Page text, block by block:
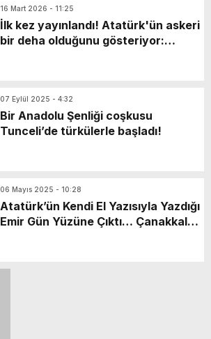
16 Mart 2026 - 11:25
İlk kez yayınlandı! Atatürk'ün askeri
bir deha olduğunu gösteriyor:
07 Eylül 2025 - 4:32
Bir Anadolu Şenliği coşkusu
Tunceli’de türkülerle başladı!
06 Mayıs 2025 - 10:28
Atatürk’ün Kendi El Yazısıyla Yazdığı
Emir Gün Yüzüne Çıktı… Çanakkale